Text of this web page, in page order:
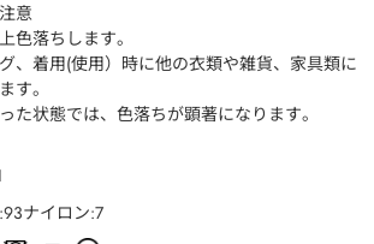
意
色落ちします。
、着用(使用）時に他の衣類や雑貨、家具類に
す。
た状態では、色落ちが顕著になります。
ナイロン:7